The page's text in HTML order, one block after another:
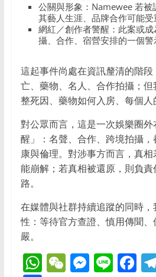
公關與形象：Namewee 若被
其藝人生涯、品牌合作可能受
網紅／創作者警醒：此案或
攝、合作、宿營安排的一個警
這起事件尚處在資訊釐清的階
亡、藥物、名人、合作拍攝；
整死因、藥物如何入房、每個人
對公眾而言，這是一次娛樂圈
醒」：名聲、合作、跨境拍攝
康與倫理。對涉事方而言，真
能崩解；若真相被還原，則負
路。
在媒體與社群持續追蹤的同時
性：等待官方查證、慎用傳聞
嚴。
W W M Li F